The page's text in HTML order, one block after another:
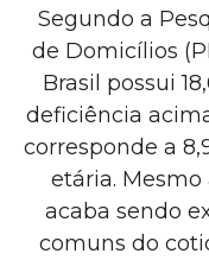
Segundo a
de Domicílios
Brasil possui
deficiência
corresponde a
etária. Mesmo
acaba sendo
comuns do